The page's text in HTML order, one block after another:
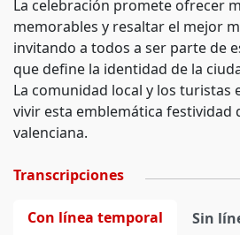
La celebración promete ofrecer
memorables y resaltar el mejor
invitando a todos a ser parte de
que define la identidad de la
La comunidad local y los turistas
vivir esta emblemática festividad
valenciana.
Transcripciones
Con línea temporal Sin